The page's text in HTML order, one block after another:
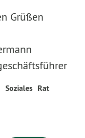
Grüßen
Soziales Rat